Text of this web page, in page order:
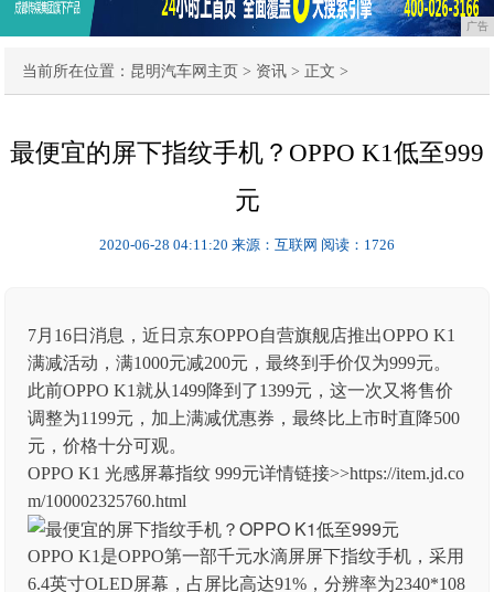
广告
当前所在位置： 昆明汽车网主页 > 资讯 > 正文 >
最便宜的屏下指纹手机？OPPO K1低至999
元
2020-06-28 04:11:20 来源：互联网 阅读：1726
7月16日消息，近日京东OPPO自营旗舰店推出OPPO K1
满减活动，满1000元减200元，最终到手价仅为999元。
此前OPPO K1就从1499降到了1399元，这一次又将售价
调整为1199元，加上满减优惠券，最终比上市时直降500
元，价格十分可观。
OPPO K1 光感屏幕指纹 999元详情链接>>https://item.jd.co
m/100002325760.html
OPPO K1是OPPO第一部千元水滴屏屏下指纹手机，采用
6.4英寸OLED屏幕，占屏比高达91%，分辨率为2340*108